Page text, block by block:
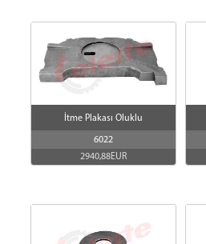
İtme Plakası Oluklu
6022
2940,88EUR